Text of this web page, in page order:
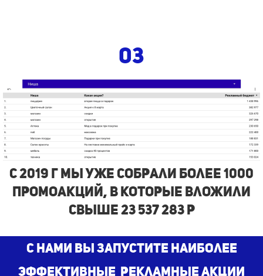
03
с 2019 г Мы Уже собрали более 1000
промоакций, в которые вложили
свыше 23 537 283 р
С нами Вы запустите наиболее
эффективные рекламные акции